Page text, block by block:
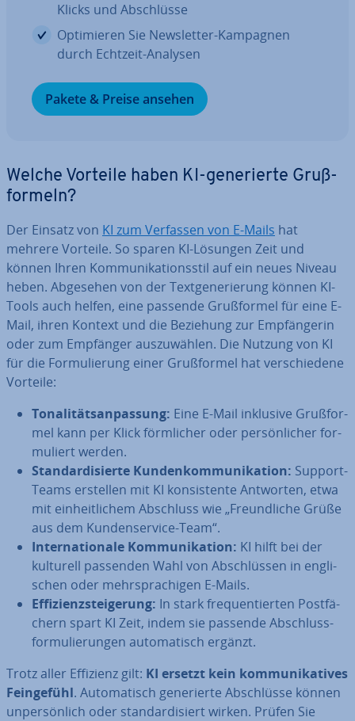
Klicks und Ab­schlüs­se
Op­ti­mie­ren Sie News­let­ter-Kampagnen
durch Echtzeit-Analysen
Pakete & Preise ansehen
Welche Vorteile haben KI-ge­ne­rier­te Gruß­
for­meln?
Der Einsatz von KI zum Verfassen von E-Mails hat
mehrere Vorteile. So sparen KI-Lösungen Zeit und
können Ihren Kom­mu­ni­ka­ti­ons­stil auf ein neues Niveau
heben. Abgesehen von der Text­ge­ne­rie­rung können KI-
Tools auch helfen, eine passende Gruß­for­mel für eine E-
Mail, ihren Kontext und die Beziehung zur Emp­fän­ge­rin
oder zum Empfänger aus­zu­wäh­len. Die Nutzung von KI
für die For­mu­lie­rung einer Gruß­for­mel hat ver­schie­de­ne
Vorteile:
To­na­li­täts­an­pas­sung: Eine E-Mail inklusive Gruß­for­
mel kann per Klick förm­li­cher oder per­sön­li­cher for­
mu­liert werden.
Stan­dar­di­sier­te Kun­den­kom­mu­ni­ka­ti­on: Support-
Teams erstellen mit KI kon­sis­ten­te Antworten, etwa
mit ein­heit­li­chem Abschluss wie „Freund­li­che Grüße
aus dem Kun­den­ser­vice-Team“.
In­ter­na­tio­na­le Kom­mu­ni­ka­ti­on: KI hilft bei der
kulturell passenden Wahl von Ab­schlüs­sen in eng­li­
schen oder mehr­spra­chi­gen E-Mails.
Ef­fi­zi­enz­stei­ge­rung: In stark fre­quen­tier­ten Post­fä­
chern spart KI Zeit, indem sie passende Ab­schluss­
for­mu­lie­run­gen au­to­ma­tisch ergänzt.
Trotz aller Effizienz gilt: KI ersetzt kein kom­mu­ni­ka­ti­ves
Fein­ge­fühl. Au­to­ma­tisch ge­ne­rier­te Ab­schlüs­se können
un­per­sön­lich oder stan­dar­di­siert wirken. Prüfen Sie